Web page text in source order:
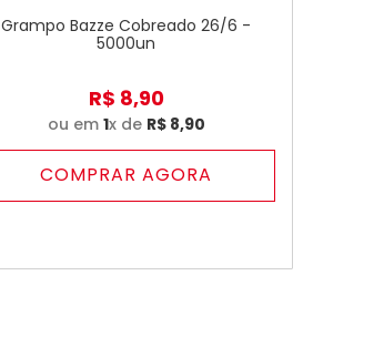
Grampo Bazze Cobreado 26/6 -
5000un
R$ 8,90
ou em 1x de R$ 8,90
COMPRAR AGORA